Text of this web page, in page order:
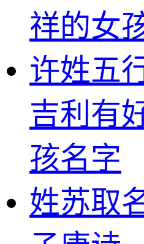
祥的女
许姓五
吉利有
孩名字
姓苏取